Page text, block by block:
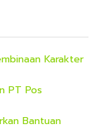
Karakter
PT Pos
Bantuan